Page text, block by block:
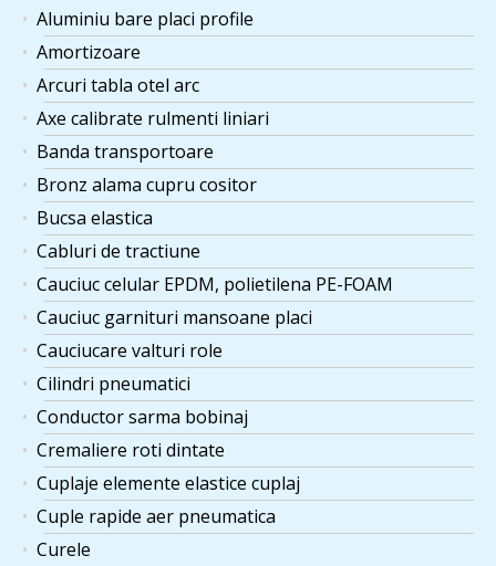
Aluminiu bare placi profile
Amortizoare
Arcuri tabla otel arc
Axe calibrate rulmenti liniari
Banda transportoare
Bronz alama cupru cositor
Bucsa elastica
Cabluri de tractiune
Cauciuc celular EPDM, polietilena PE-FOAM
Cauciuc garnituri mansoane placi
Cauciucare valturi role
Cilindri pneumatici
Conductor sarma bobinaj
Cremaliere roti dintate
Cuplaje elemente elastice cuplaj
Cuple rapide aer pneumatica
Curele